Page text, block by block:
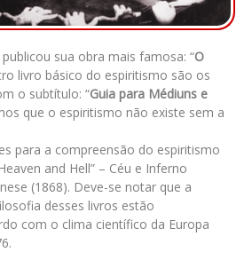
publicou sua obra mais famosa: “O
livro básico do espiritismo são os
o subtítulo: “Guia para Médiuns e
que o espiritismo não existe sem a
para a compreensão do espiritismo
and Hell” – Céu e Inferno
(1868). Deve-se notar que a
desses livros estão
com o clima científico da Europa